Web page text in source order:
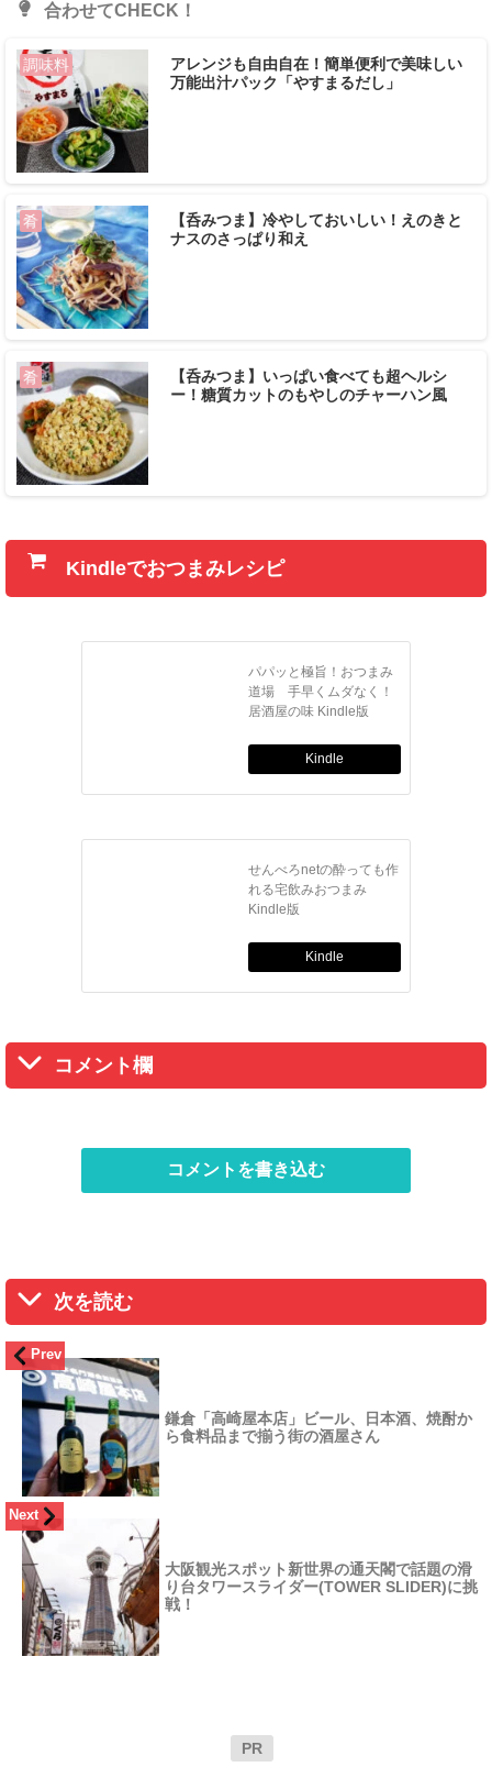
合わせてCHECK！
調味料
アレンジも自由自在！簡単便利で美味しい
万能出汁パック「やすまるだし」
肴
【呑みつま】冷やしておいしい！えのきと
ナスのさっぱり和え
肴
【呑みつま】いっぱい食べても超ヘルシ
ー！糖質カットのもやしのチャーハン風
Kindleでおつまみレシピ
パパッと極旨！おつまみ
道場 手早くムダなく！
居酒屋の味 Kindle版
Kindle
せんべろnetの酔っても作
れる宅飲みおつまみ
Kindle版
Kindle
コメント欄
コメントを書き込む
次を読む
Prev
鎌倉「高崎屋本店」ビール、日本酒、焼酎か
ら食料品まで揃う街の酒屋さん
Next
大阪観光スポット新世界の通天閣で話題の滑
り台タワースライダー(TOWER SLIDER)に挑
戦！
PR